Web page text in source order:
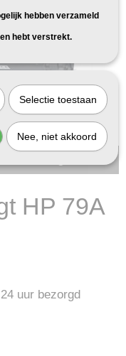
HP 79A
uur bezorgd
hebben verzameld
hebt verstrekt.
Selectie toestaan
Nee, niet akkoord